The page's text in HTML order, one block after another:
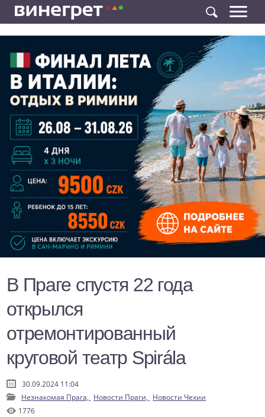
В Праге спустя 22 года
открылся
отремонтированный
круговой театр Spirála
30.09.2024 11:04
Незнакомая Прага, Новости Праги, Новости Чехии
1776